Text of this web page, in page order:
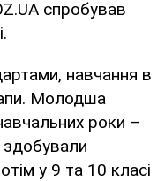
спробував
навчання в
Молодша
роки –
здобували
у 9 та 10 класі